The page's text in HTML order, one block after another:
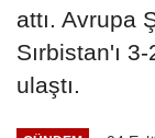
attı. Avrupa
Sırbistan'ı
ulaştı.